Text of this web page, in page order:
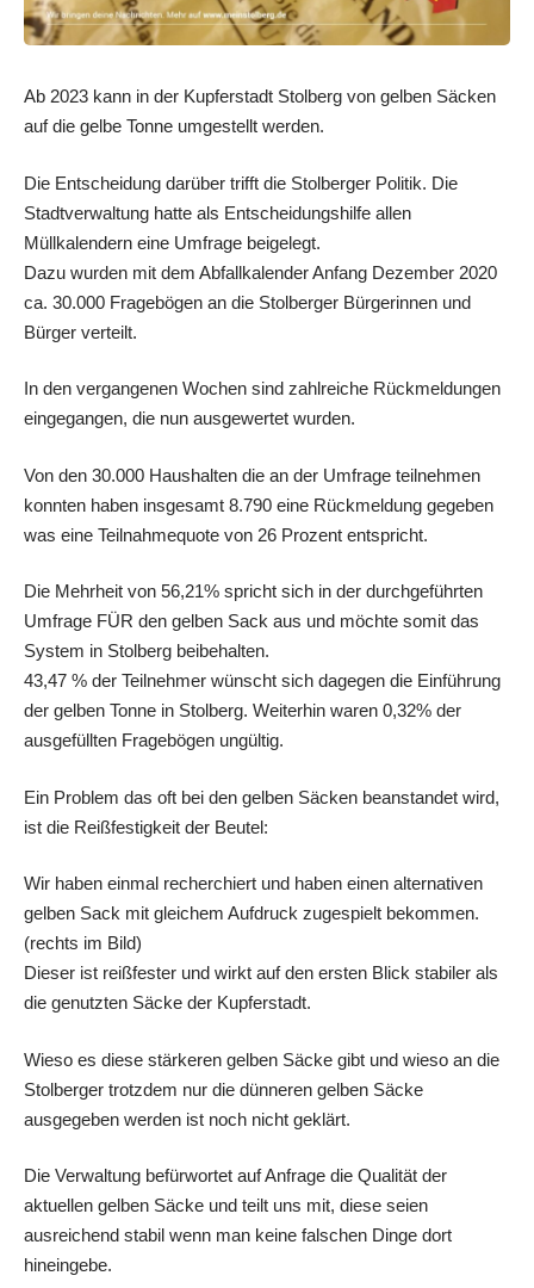
Ab 2023 kann in der Kupferstadt Stolberg von gelben Säcken
auf die gelbe Tonne umgestellt werden.
Die Entscheidung darüber trifft die Stolberger Politik. Die
Stadtverwaltung hatte als Entscheidungshilfe allen
Müllkalendern eine Umfrage beigelegt.
Dazu wurden mit dem Abfallkalender Anfang Dezember 2020
ca. 30.000 Fragebögen an die Stolberger Bürgerinnen und
Bürger verteilt.
In den vergangenen Wochen sind zahlreiche Rückmeldungen
eingegangen, die nun ausgewertet wurden.
Von den 30.000 Haushalten die an der Umfrage teilnehmen
konnten haben insgesamt 8.790 eine Rückmeldung gegeben
was eine Teilnahmequote von 26 Prozent entspricht.
Die Mehrheit von 56,21% spricht sich in der durchgeführten
Umfrage FÜR den gelben Sack aus und möchte somit das
System in Stolberg beibehalten.
43,47 % der Teilnehmer wünscht sich dagegen die Einführung
der gelben Tonne in Stolberg. Weiterhin waren 0,32% der
ausgefüllten Fragebögen ungültig.
Ein Problem das oft bei den gelben Säcken beanstandet wird,
ist die Reißfestigkeit der Beutel:
Wir haben einmal recherchiert und haben einen alternativen
gelben Sack mit gleichem Aufdruck zugespielt bekommen.
(rechts im Bild)
Dieser ist reißfester und wirkt auf den ersten Blick stabiler als
die genutzten Säcke der Kupferstadt.
Wieso es diese stärkeren gelben Säcke gibt und wieso an die
Stolberger trotzdem nur die dünneren gelben Säcke
ausgegeben werden ist noch nicht geklärt.
Die Verwaltung befürwortet auf Anfrage die Qualität der
aktuellen gelben Säcke und teilt uns mit, diese seien
ausreichend stabil wenn man keine falschen Dinge dort
hineingebe.